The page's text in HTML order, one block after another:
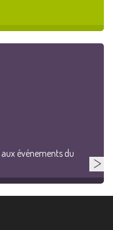
événements du